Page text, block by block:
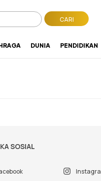
CARI
DUNIA PENDIDIKAN
SOSIAL